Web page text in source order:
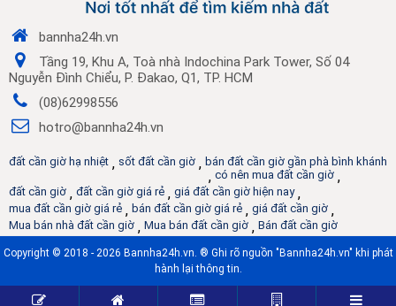
bannha24h.vn
Tầng 19, Khu A, Toà nhà Indochina Park Tower, Số 04
Nguyễn Đình Chiểu, P. Đakao, Q1, TP. HCM
(08)62998556
hotro@bannha24h.vn
đất cần giờ hạ nhiệt , sốt đất cần giờ , bán đất cần giờ gần phà bình khánh
, có nên mua đất cần giờ ,
đất cần giờ , đất cần giờ giá rẻ , giá đất cần giờ hiện nay,
mua đất cần giờ giá rẻ , bán đất cần giờ giá rẻ , giá đất cần giờ ,
Mua bán nhà đất cần giờ , Mua bán đất cần giờ , Bán đất cần giờ
Copyright © 2018 - 2026 Bannha24h.vn. ® Ghi rõ nguồn "Bannha24h.vn" khi phát
hành lại thông tin.